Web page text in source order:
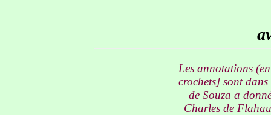
Les annotations
crochets] sont
de Souza a
Charles de